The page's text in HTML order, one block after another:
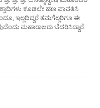
ಕೂಡಲೇ ಹಣ ಪಾವತಿಸಿ
ಇಲ್ಲದಿದ್ದರೆ ತಮಗೆಲ್ಲರಿಗೂ ಈ
ಮಹಾರಾಜರು ಬೆದರಿಸಿದ್ದಾರೆ.